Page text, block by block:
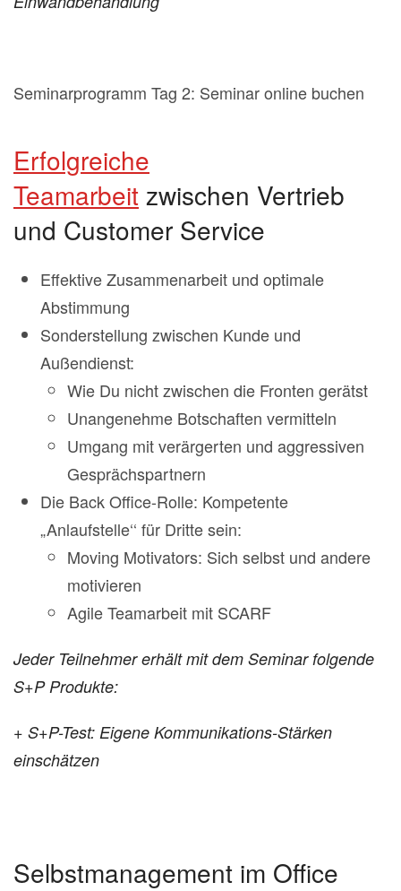
Seminarprogramm Tag 2: Seminar online buchen
Erfolgreiche
Teamarbeit zwischen Vertrieb
und Customer Service
Effektive Zusammenarbeit und optimale
Abstimmung
Sonderstellung zwischen Kunde und
Außendienst:
Wie Du nicht zwischen die Fronten gerätst
Unangenehme Botschaften vermitteln
Umgang mit verärgerten und aggressiven
Gesprächspartnern
Die Back Office-Rolle: Kompetente
„Anlaufstelle‘‘ für Dritte sein:
Moving Motivators: Sich selbst und andere
motivieren
Agile Teamarbeit mit SCARF
Jeder Teilnehmer erhält mit dem Seminar folgende
S+P Produkte:
+ S+P-Test: Eigene Kommunikations-Stärken
einschätzen
Selbstmanagement im Office